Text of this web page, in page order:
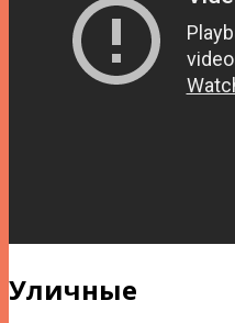
Уличные